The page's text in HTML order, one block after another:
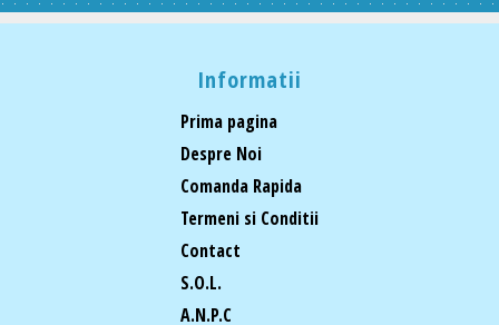
Informatii
Prima pagina
Despre Noi
Comanda Rapida
Termeni si Conditii
Contact
S.O.L.
A.N.P.C